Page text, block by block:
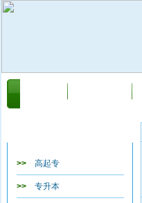
>> 高起专
>> 专升本